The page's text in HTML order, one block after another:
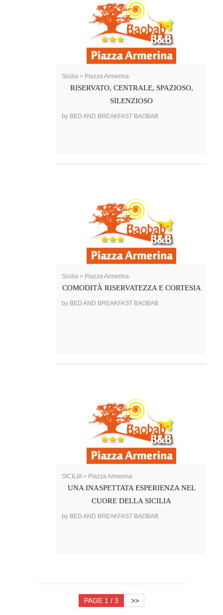
Sicilia > Piazza Armerina
RISERVATO, CENTRALE, SPAZIOSO,
SILENZIOSO
by BED AND BREAKFAST BAOBAB
Sicilia > Piazza Armerina
COMODITÀ RISERVATEZZA E CORTESIA
by BED AND BREAKFAST BAOBAB
SICILIA > Piazza Armerina
UNA INASPETTATA ESPERIENZA NEL
CUORE DELLA SICILIA
by BED AND BREAKFAST BAOBAB
PAGE 1 / 3 >>